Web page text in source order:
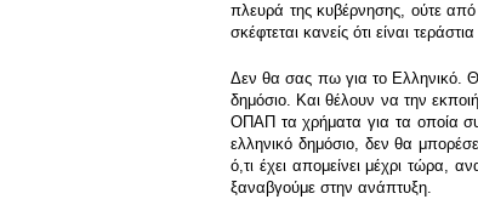
πλευρά της κυβέρνησης, ούτε
σκέφτεται κανείς ότι είναι
Δεν θα σας πω για το Ελληνικό.
δημόσιο. Και θέλουν να την
ΟΠΑΠ τα χρήματα για τα οποία
ελληνικό δημόσιο, δεν θα
ό,τι έχει απομείνει μέχρι
ξαναβγούμε στην ανάπτυξη.